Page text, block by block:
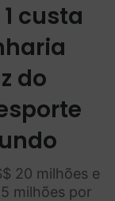
custa
do
20 milhões e
milhões por